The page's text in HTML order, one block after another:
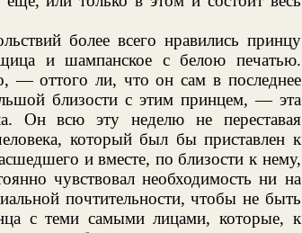
более всего нравились принцу
и шампанское с белою печатью.
— оттого ли, что он сам в последнее
близости с этим принцем, — эта
Он всю эту неделю не переставая
который был бы приставлен к
и вместе, по близости к нему,
чувствовал необходимость ни на
почтительности, чтобы не быть
с теми самыми лицами, которые, к